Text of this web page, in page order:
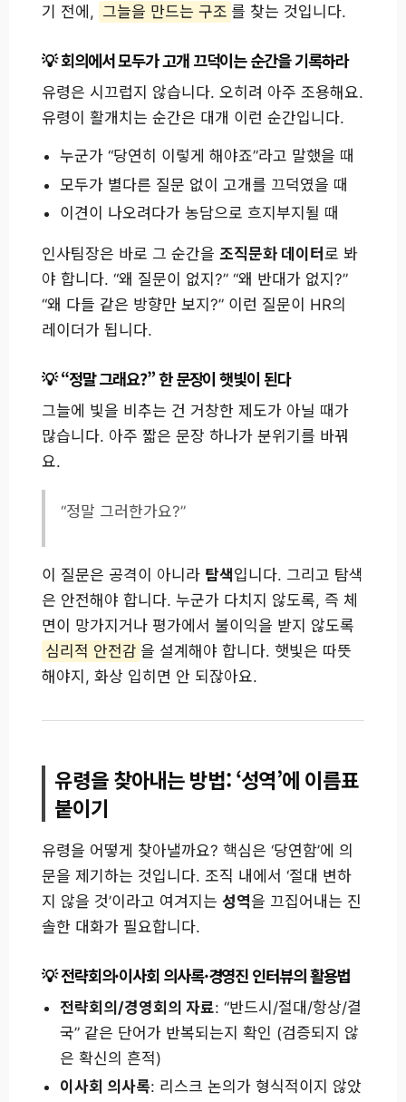
기 전에, 그늘을 만드는 구조 를 찾는 것입니다.
회의에서 모두가 고개 끄덕이는 순간을 기록하라
유령은 시끄럽지 않습니다. 오히려 아주 조용해요.
유령이 활개치는 순간은 대개 이런 순간입니다.
누군가 “당연히 이렇게 해야죠”라고 말했을 때
모두가 별다른 질문 없이 고개를 끄덕였을 때
이견이 나오려다가 농담으로 흐지부지될 때
인사팀장은 바로 그 순간을 조직문화 데이터 로 봐
야 합니다. “왜 질문이 없지?” “왜 반대가 없지?”
“왜 다들 같은 방향만 보지?” 이런 질문이 HR의
레이더가 됩니다.
“정말 그래요?” 한 문장이 햇빛이 된다
그늘에 빛을 비추는 건 거창한 제도가 아닐 때가
많습니다. 아주 짧은 문장 하나가 분위기를 바꿔
요.
“정말 그러한가요?”
이 질문은 공격이 아니라 탐색입니다. 그리고 탐색
은 안전해야 합니다. 누군가 다치지 않도록, 즉 체
면이 망가지거나 평가에서 불이익을 받지 않도록
심리적 안전감 을 설계해야 합니다. 햇빛은 따뜻
해야지, 화상 입히면 안 되잖아요.
유령을 찾아내는 방법: ‘성역’에 이름표
붙이기
유령을 어떻게 찾아낼까요? 핵심은 ‘당연함’에 의
문을 제기하는 것입니다. 조직 내에서 ‘절대 변하
지 않을 것’이라고 여겨지는 성역을 끄집어내는 진
솔한 대화가 필요합니다.
전략회의·이사회 의사록·경영진 인터뷰의 활용법
전략회의/경영회의 자료: “반드시/절대/항상/결
국” 같은 단어가 반복되는지 확인 (검증되지 않
은 확신의 흔적)
이사회 의사록: 리스크 논의가 형식적이지 않았